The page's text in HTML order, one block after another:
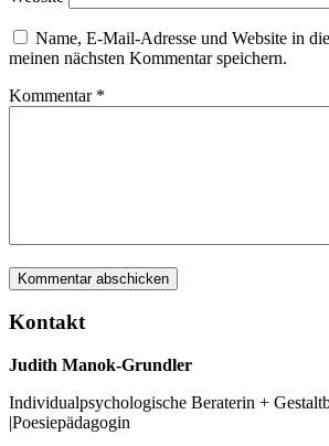
Name, E-Mail-Adresse und Website in
meinen nächsten Kommentar speichern.
Kommentar *
Kontakt
Judith Manok-Grundler
Individualpsychologische Beraterin +
|Poesiepädagogin